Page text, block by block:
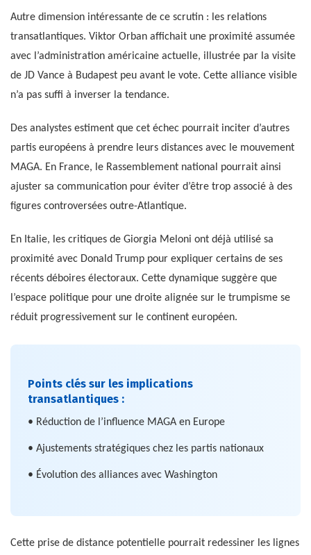
Autre dimension intéressante de ce scrutin : les relations
transatlantiques. Viktor Orban affichait une proximité assumée
avec l’administration américaine actuelle, illustrée par la visite
de JD Vance à Budapest peu avant le vote. Cette alliance visible
n’a pas suffi à inverser la tendance.
Des analystes estiment que cet échec pourrait inciter d’autres
partis européens à prendre leurs distances avec le mouvement
MAGA. En France, le Rassemblement national pourrait ainsi
ajuster sa communication pour éviter d’être trop associé à des
figures controversées outre-Atlantique.
En Italie, les critiques de Giorgia Meloni ont déjà utilisé sa
proximité avec Donald Trump pour expliquer certains de ses
récents déboires électoraux. Cette dynamique suggère que
l’espace politique pour une droite alignée sur le trumpisme se
réduit progressivement sur le continent européen.
Points clés sur les implications
transatlantiques :
• Réduction de l’influence MAGA en Europe
• Ajustements stratégiques chez les partis nationaux
• Évolution des alliances avec Washington
Cette prise de distance potentielle pourrait redessiner les lignes